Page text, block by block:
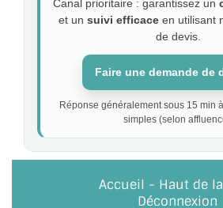
Canal prioritaire : garantissez un
et un suivi efficaceen utilisant
de devis.
Faire une demande de
Réponse généralement sous 15 min
simples (selon
Accueil - Haut de
Déconnexion